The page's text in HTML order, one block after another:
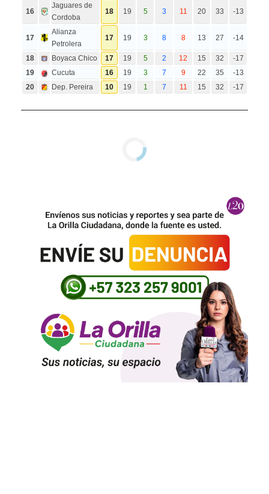
16
Jaguares de
Cordoba
18 19 5 3 11 20 33 -13
17
Alianza
Petrolera
17 19 3 8 8 13 27 -14
18 Boyaca Chico 17 19 5 2 12 15 32
-17
19
Cucuta 16 19 3 7 9 22 35
-13
20
Dep. Pereira 10 19 1 7 11 15 32 -17